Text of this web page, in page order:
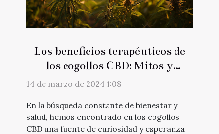
Los beneficios terapéuticos de
los cogollos CBD: Mitos y
realidades
14 de marzo de 2024 1:08
En la búsqueda constante de bienestar y
salud, hemos encontrado en los cogollos
CBD una fuente de curiosidad y esperanza